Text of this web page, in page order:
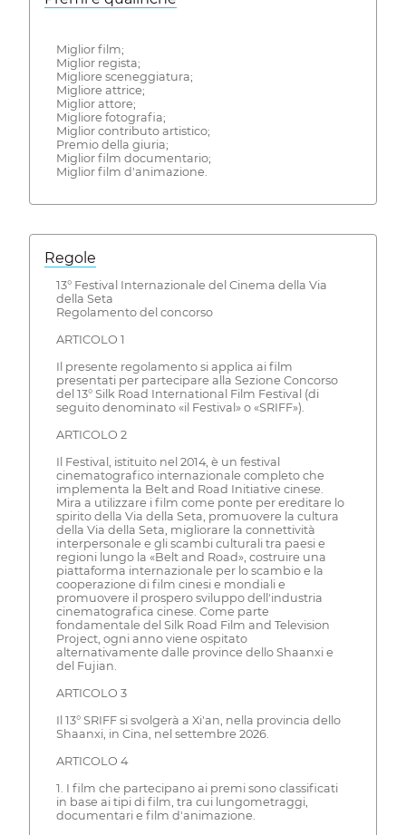
Miglior film;
Miglior regista;
Migliore sceneggiatura;
Migliore attrice;
Miglior attore;
Migliore fotografia;
Miglior contributo artistico;
Premio della giuria;
Miglior film documentario;
Miglior film d'animazione.
Regole
13° Festival Internazionale del Cinema della Via
della Seta
Regolamento del concorso
ARTICOLO 1
Il presente regolamento si applica ai film
presentati per partecipare alla Sezione Concorso
del 13° Silk Road International Film Festival (di
seguito denominato «il Festival» o «SRIFF»).
ARTICOLO 2
Il Festival, istituito nel 2014, è un festival
cinematografico internazionale completo che
implementa la Belt and Road Initiative cinese.
Mira a utilizzare i film come ponte per ereditare lo
spirito della Via della Seta, promuovere la cultura
della Via della Seta, migliorare la connettività
interpersonale e gli scambi culturali tra paesi e
regioni lungo la «Belt and Road», costruire una
piattaforma internazionale per lo scambio e la
cooperazione di film cinesi e mondiali e
promuovere il prospero sviluppo dell'industria
cinematografica cinese. Come parte
fondamentale del Silk Road Film and Television
Project, ogni anno viene ospitato
alternativamente dalle province dello Shaanxi e
del Fujian.
ARTICOLO 3
Il 13° SRIFF si svolgerà a Xi'an, nella provincia dello
Shaanxi, in Cina, nel settembre 2026.
ARTICOLO 4
1. I film che partecipano ai premi sono classificati
in base ai tipi di film, tra cui lungometraggi,
documentari e film d'animazione.